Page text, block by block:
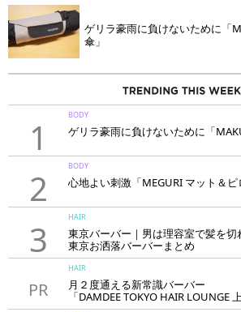
ゲリラ豪雨に負けないために「
傘」
1
BODY
ゲリラ豪雨に負けないために「
2
BODY
心地よい刺激「MEGURI マット＆
3
HAIR
東京バーバー｜男は理容室で髪を切
東京お洒落バーバーまとめ
PR
HAIR
月２度通える新常識バーバー
「DAMDEE TOKYO HAIR LOUNGE